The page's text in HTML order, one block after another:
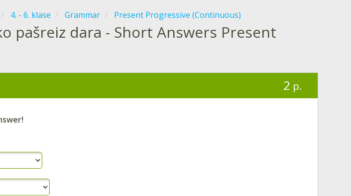
4. - 6. klase Grammar Present Progressive (Continuous)
pašreiz dara - Short Answers Present
2 p.